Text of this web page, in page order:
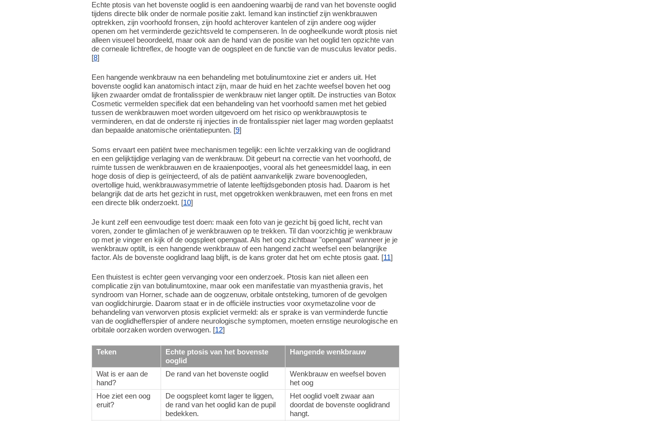
Echte ptosis van het bovenste ooglid is een aandoening waarbij de rand van het bovenste ooglid
tijdens directe blik onder de normale positie zakt. Iemand kan instinctief zijn wenkbrauwen
optrekken, zijn voorhoofd fronsen, zijn hoofd achterover kantelen of zijn andere oog wijder
openen om het verminderde gezichtsveld te compenseren. In de oogheelkunde wordt ptosis niet
alleen visueel beoordeeld, maar ook aan de hand van de positie van het ooglid ten opzichte van
de corneale lichtreflex, de hoogte van de oogspleet en de functie van de musculus levator pedis.
[8]
Een hangende wenkbrauw na een behandeling met botulinumtoxine ziet er anders uit. Het
bovenste ooglid kan anatomisch intact zijn, maar de huid en het zachte weefsel boven het oog
lijken zwaarder omdat de frontalisspier de wenkbrauw niet langer optilt. De instructies van Botox
Cosmetic vermelden specifiek dat een behandeling van het voorhoofd samen met het gebied
tussen de wenkbrauwen moet worden uitgevoerd om het risico op wenkbrauwptosis te
verminderen, en dat de onderste rij injecties in de frontalisspier niet lager mag worden geplaatst
dan bepaalde anatomische oriëntatiepunten. [9]
Soms ervaart een patiënt twee mechanismen tegelijk: een lichte verzakking van de ooglidrand
en een gelijktijdige verlaging van de wenkbrauw. Dit gebeurt na correctie van het voorhoofd, de
ruimte tussen de wenkbrauwen en de kraaienpootjes, vooral als het geneesmiddel laag, in een
hoge dosis of diep is geïnjecteerd, of als de patiënt aanvankelijk zware bovenoogleden,
overtollige huid, wenkbrauwasymmetrie of latente leeftijdsgebonden ptosis had. Daarom is het
belangrijk dat de arts het gezicht in rust, met opgetrokken wenkbrauwen, met een frons en met
een directe blik onderzoekt. [10]
Je kunt zelf een eenvoudige test doen: maak een foto van je gezicht bij goed licht, recht van
voren, zonder te glimlachen of je wenkbrauwen op te trekken. Til dan voorzichtig je wenkbrauw
op met je vinger en kijk of de oogspleet opengaat. Als het oog zichtbaar "opengaat" wanneer je je
wenkbrauw optilt, is een hangende wenkbrauw of een hangend zacht weefsel een belangrijke
factor. Als de bovenste ooglidrand laag blijft, is de kans groter dat het om echte ptosis gaat. [11]
Een thuistest is echter geen vervanging voor een onderzoek. Ptosis kan niet alleen een
complicatie zijn van botulinumtoxine, maar ook een manifestatie van myasthenia gravis, het
syndroom van Horner, schade aan de oogzenuw, orbitale ontsteking, tumoren of de gevolgen
van ooglidchirurgie. Daarom staat er in de officiële instructies voor oxymetazoline voor de
behandeling van verworven ptosis expliciet vermeld: als er sprake is van verminderde functie
van de ooglidhefferspier of andere neurologische symptomen, moeten ernstige neurologische en
orbitale oorzaken worden overwogen. [12]
Teken
Echte ptosis van het bovenste
ooglid
Hangende wenkbrauw
Wat is er aan de
hand?
De rand van het bovenste ooglid
Wenkbrauw en weefsel boven
het oog
Hoe ziet een oog
eruit?
De oogspleet komt lager te liggen,
de rand van het ooglid kan de pupil
bedekken.
Het ooglid voelt zwaar aan
doordat de bovenste ooglidrand
hangt.